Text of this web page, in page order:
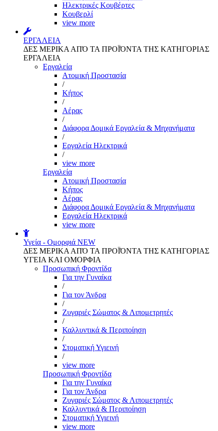
Ηλεκτρικές Κουβέρτες
Κουβερλί
view more
ΕΡΓΑΛΕΙΑ
ΔΕΣ ΜΕΡΙΚΑ ΑΠΌ ΤΑ ΠΡΟΪΌΝΤΑ ΤΗΣ ΚΑΤΗΓΟΡΙΑΣ
ΕΡΓΑΛΕΙΑ
Εργαλεία
Aτομική Προστασία
/
Kήπος
/
Αέρας
/
Διάφορα Δομικά Εργαλεία & Μηχανήματα
/
Εργαλεία Ηλεκτρικά
/
view more
Εργαλεία
Aτομική Προστασία
Kήπος
Αέρας
Διάφορα Δομικά Εργαλεία & Μηχανήματα
Εργαλεία Ηλεκτρικά
view more
Υγεία - Ομορφιά NEW
ΔΕΣ ΜΕΡΙΚΑ ΑΠΌ ΤΑ ΠΡΟΪΌΝΤΑ ΤΗΣ ΚΑΤΗΓΟΡΙΑΣ
ΥΓΕΙΑ ΚΑΙ ΟΜΟΡΦΙΑ
Προσωπική Φροντίδα
Για την Γυναίκα
/
Για τον Άνδρα
/
Ζυγαριές Σώματος & Λιπομετρητές
/
Καλλυντικά & Περιποίηση
/
Στοματική Υγιεινή
/
view more
Προσωπική Φροντίδα
Για την Γυναίκα
Για τον Άνδρα
Ζυγαριές Σώματος & Λιπομετρητές
Καλλυντικά & Περιποίηση
Στοματική Υγιεινή
view more